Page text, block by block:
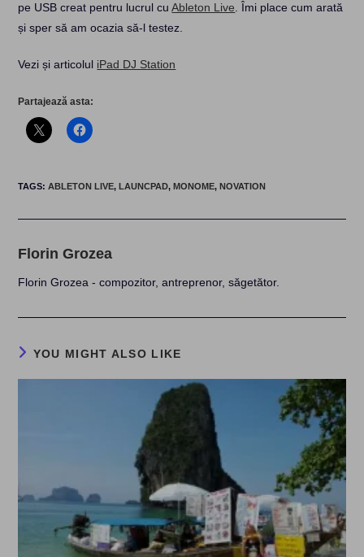
pe USB creat pentru lucrul cuAbleton Live . Îmi place cum arată
și sper să am ocazia să-l testez.
Vezi și articolul iPad DJ Station
Partajează asta:
TAGS:ABLETON LIVE, LAUNCPAD, MONOME, NOVATION
Florin Grozea
Florin Grozea - compozitor, antreprenor, săgetător.
YOU MIGHT ALSO LIKE